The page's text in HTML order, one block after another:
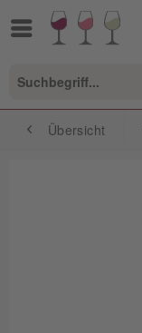
Übersicht